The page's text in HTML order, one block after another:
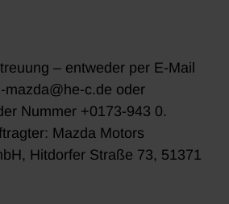
– entweder per E-Mail
mazda@he-c.de oder
Nummer +0173-943 0.
Mazda Motors
Hitdorfer Straße 73, 51371